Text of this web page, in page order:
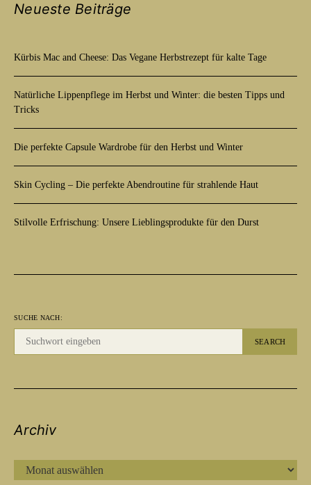
Neueste Beiträge
Kürbis Mac and Cheese: Das Vegane Herbstrezept für kalte Tage
Natürliche Lippenpflege im Herbst und Winter: die besten Tipps und
Tricks
Die perfekte Capsule Wardrobe für den Herbst und Winter
Skin Cycling – Die perfekte Abendroutine für strahlende Haut
Stilvolle Erfrischung: Unsere Lieblingsprodukte für den Durst
SUCHE NACH:
SEARCH
Archiv